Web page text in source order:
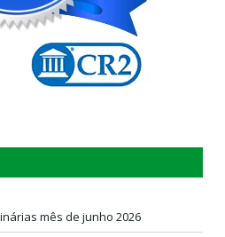
mês de junho 2026